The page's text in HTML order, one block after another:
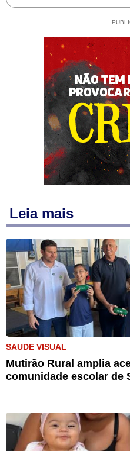
Leia mais
SAÚDE VISUAL
Mutirão Rural amplia
comunidade escolar de